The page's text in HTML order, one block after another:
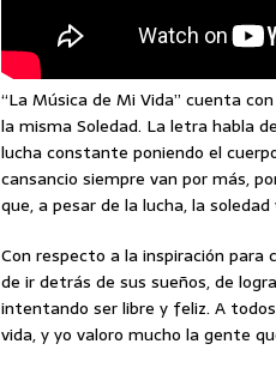
“La Música de Mi Vida” cuenta
la misma Soledad. La letra habla
lucha constante poniendo el
cansancio siempre van por más,
que, a pesar de la lucha, la
Con respecto a la inspiración para
de ir detrás de sus sueños, de
intentando ser libre y feliz. A
vida, y yo valoro mucho la gente